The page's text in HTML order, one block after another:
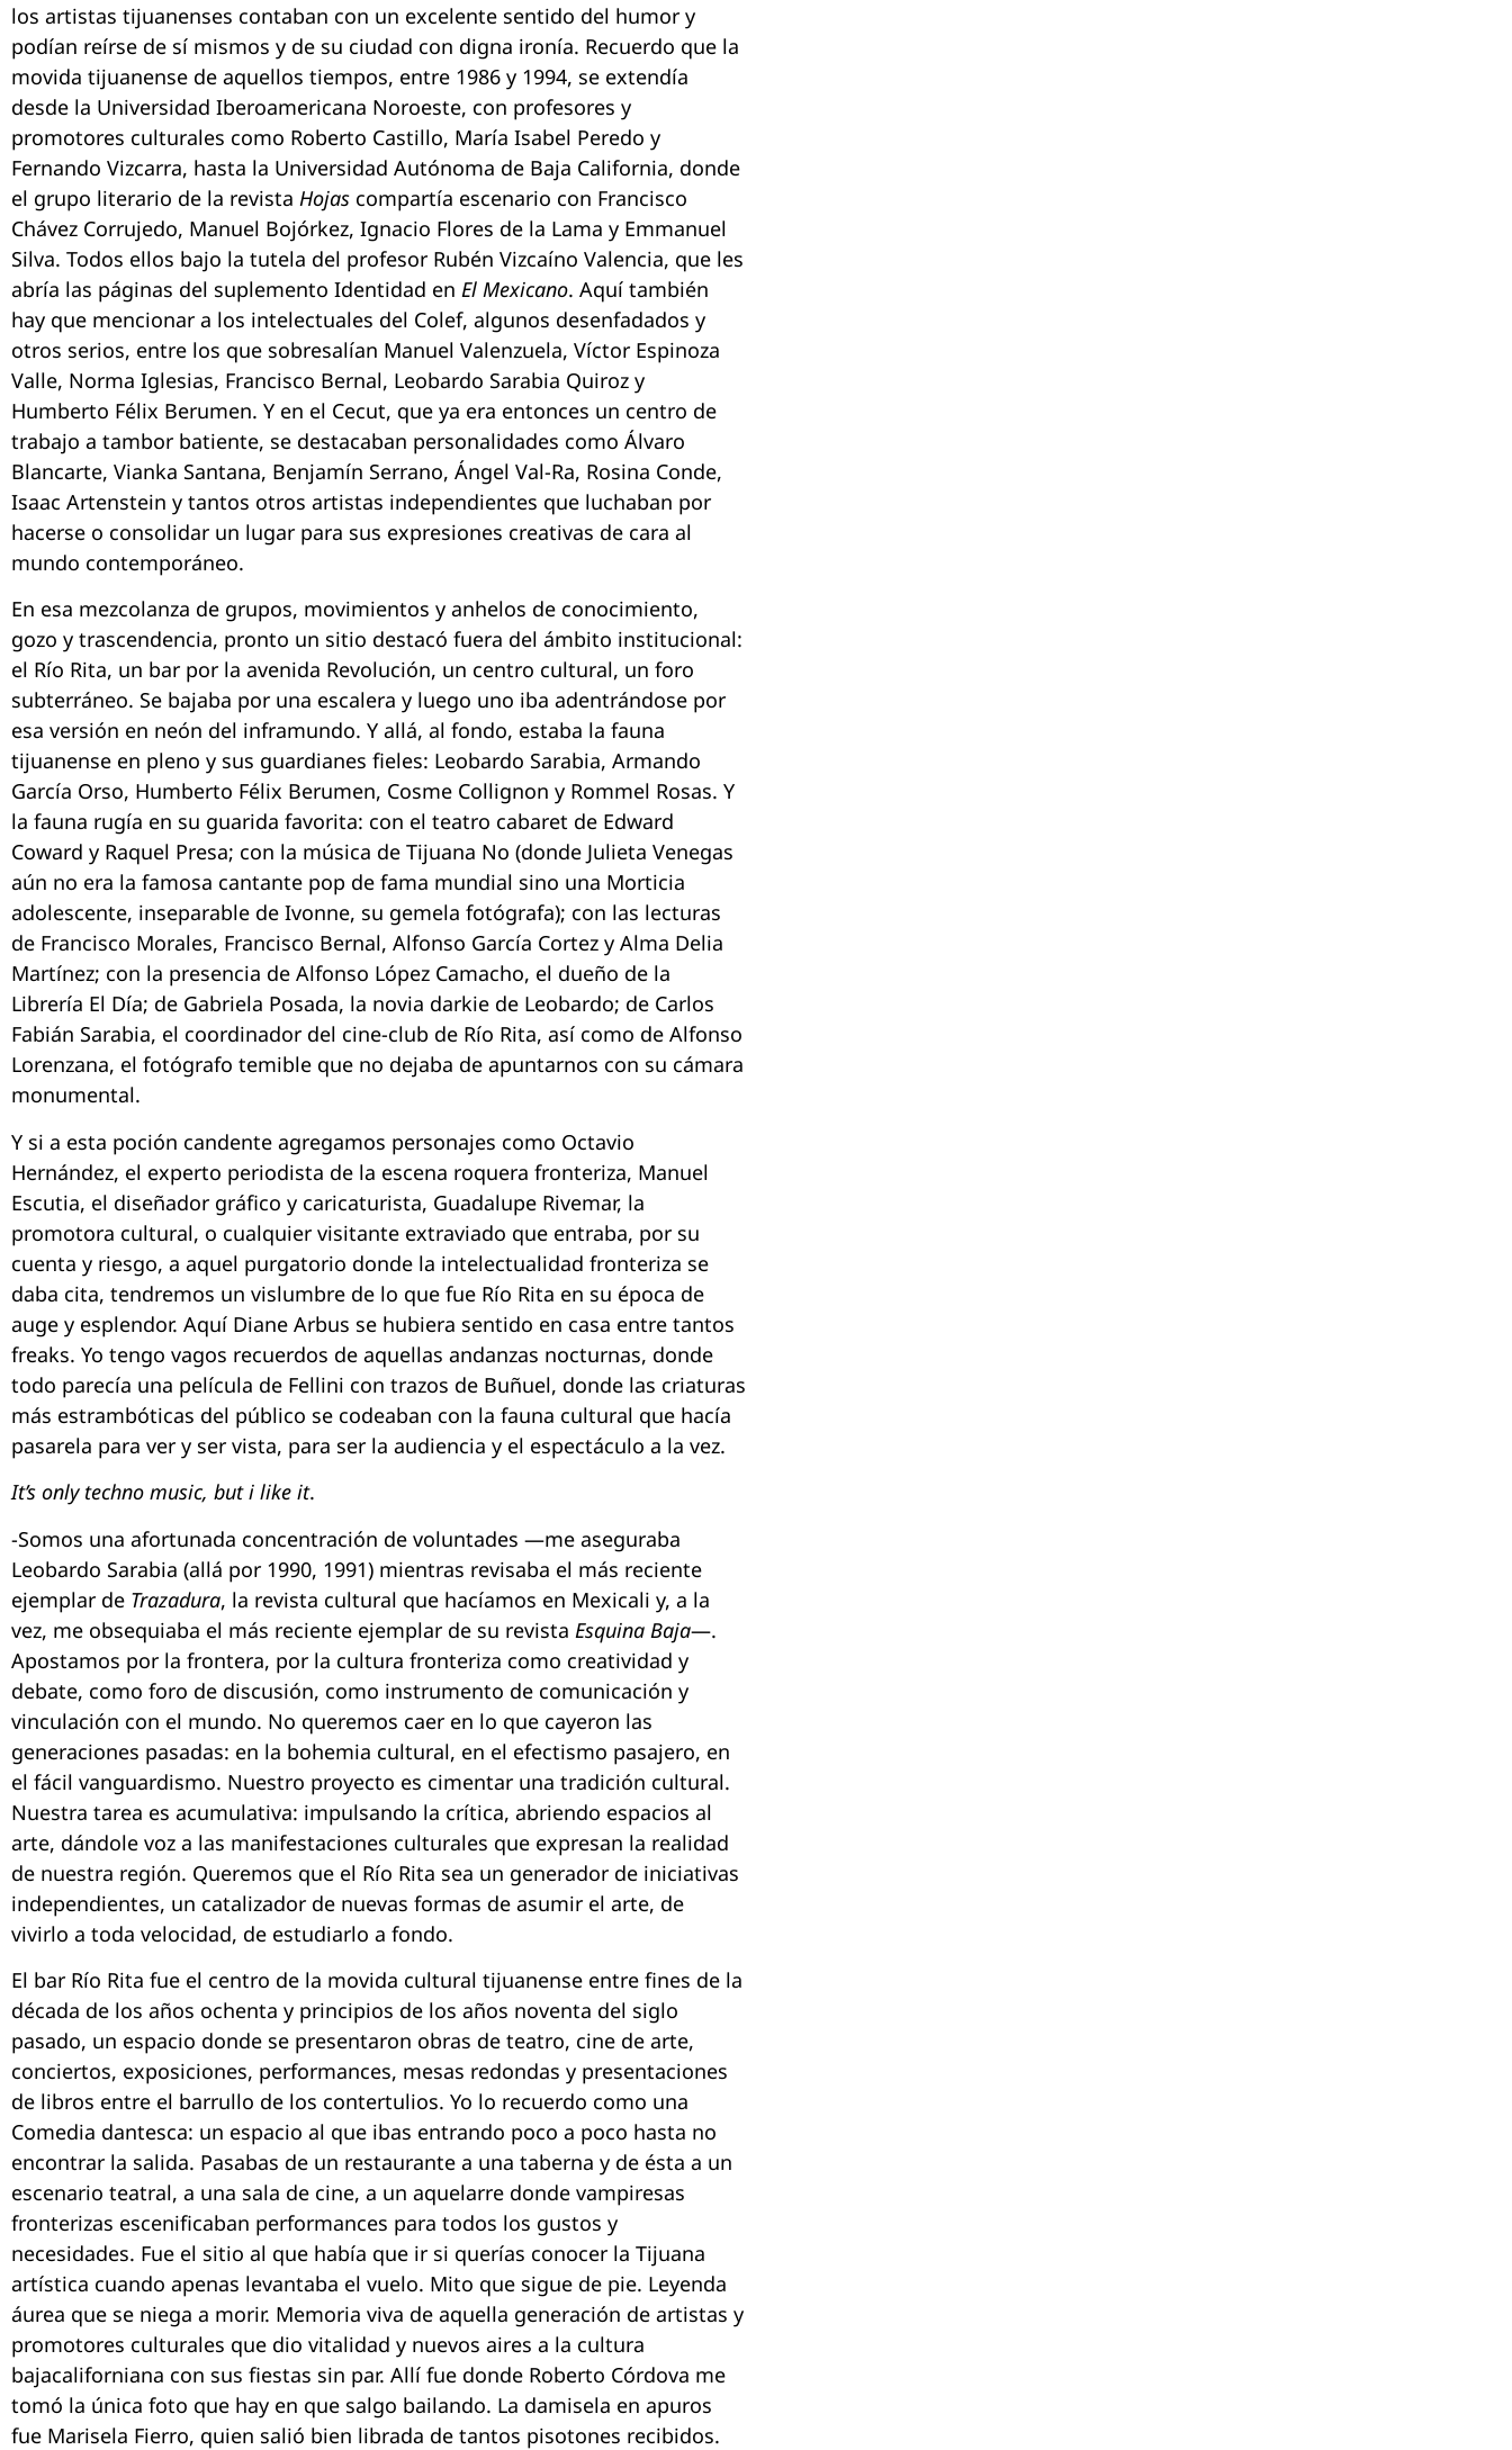
los artistas tijuanenses contaban con un excelente sentido del humor y
podían reírse de sí mismos y de su ciudad con digna ironía. Recuerdo que la
movida tijuanense de aquellos tiempos, entre 1986 y 1994, se extendía
desde la Universidad Iberoamericana Noroeste, con profesores y
promotores culturales como Roberto Castillo, María Isabel Peredo y
Fernando Vizcarra, hasta la Universidad Autónoma de Baja California, donde
el grupo literario de la revista Hojas compartía escenario con Francisco
Chávez Corrujedo, Manuel Bojórkez, Ignacio Flores de la Lama y Emmanuel
Silva. Todos ellos bajo la tutela del profesor Rubén Vizcaíno Valencia, que les
abría las páginas del suplemento Identidad en El Mexicano. Aquí también
hay que mencionar a los intelectuales del Colef, algunos desenfadados y
otros serios, entre los que sobresalían Manuel Valenzuela, Víctor Espinoza
Valle, Norma Iglesias, Francisco Bernal, Leobardo Sarabia Quiroz y
Humberto Félix Berumen. Y en el Cecut, que ya era entonces un centro de
trabajo a tambor batiente, se destacaban personalidades como Álvaro
Blancarte, Vianka Santana, Benjamín Serrano, Ángel Val-Ra, Rosina Conde,
Isaac Artenstein y tantos otros artistas independientes que luchaban por
hacerse o consolidar un lugar para sus expresiones creativas de cara al
mundo contemporáneo.
En esa mezcolanza de grupos, movimientos y anhelos de conocimiento,
gozo y trascendencia, pronto un sitio destacó fuera del ámbito institucional:
el Río Rita, un bar por la avenida Revolución, un centro cultural, un foro
subterráneo. Se bajaba por una escalera y luego uno iba adentrándose por
esa versión en neón del inframundo. Y allá, al fondo, estaba la fauna
tijuanense en pleno y sus guardianes fieles: Leobardo Sarabia, Armando
García Orso, Humberto Félix Berumen, Cosme Collignon y Rommel Rosas. Y
la fauna rugía en su guarida favorita: con el teatro cabaret de Edward
Coward y Raquel Presa; con la música de Tijuana No (donde Julieta Venegas
aún no era la famosa cantante pop de fama mundial sino una Morticia
adolescente, inseparable de Ivonne, su gemela fotógrafa); con las lecturas
de Francisco Morales, Francisco Bernal, Alfonso García Cortez y Alma Delia
Martínez; con la presencia de Alfonso López Camacho, el dueño de la
Librería El Día; de Gabriela Posada, la novia darkie de Leobardo; de Carlos
Fabián Sarabia, el coordinador del cine-club de Río Rita, así como de Alfonso
Lorenzana, el fotógrafo temible que no dejaba de apuntarnos con su cámara
monumental.
Y si a esta poción candente agregamos personajes como Octavio
Hernández, el experto periodista de la escena roquera fronteriza, Manuel
Escutia, el diseñador gráfico y caricaturista, Guadalupe Rivemar, la
promotora cultural, o cualquier visitante extraviado que entraba, por su
cuenta y riesgo, a aquel purgatorio donde la intelectualidad fronteriza se
daba cita, tendremos un vislumbre de lo que fue Río Rita en su época de
auge y esplendor. Aquí Diane Arbus se hubiera sentido en casa entre tantos
freaks. Yo tengo vagos recuerdos de aquellas andanzas nocturnas, donde
todo parecía una película de Fellini con trazos de Buñuel, donde las criaturas
más estrambóticas del público se codeaban con la fauna cultural que hacía
pasarela para ver y ser vista, para ser la audiencia y el espectáculo a la vez.
It’s only techno music, but i like it.
-Somos una afortunada concentración de voluntades —me aseguraba
Leobardo Sarabia (allá por 1990, 1991) mientras revisaba el más reciente
ejemplar de Trazadura, la revista cultural que hacíamos en Mexicali y, a la
vez, me obsequiaba el más reciente ejemplar de su revista Esquina Baja—.
Apostamos por la frontera, por la cultura fronteriza como creatividad y
debate, como foro de discusión, como instrumento de comunicación y
vinculación con el mundo. No queremos caer en lo que cayeron las
generaciones pasadas: en la bohemia cultural, en el efectismo pasajero, en
el fácil vanguardismo. Nuestro proyecto es cimentar una tradición cultural.
Nuestra tarea es acumulativa: impulsando la crítica, abriendo espacios al
arte, dándole voz a las manifestaciones culturales que expresan la realidad
de nuestra región. Queremos que el Río Rita sea un generador de iniciativas
independientes, un catalizador de nuevas formas de asumir el arte, de
vivirlo a toda velocidad, de estudiarlo a fondo.
El bar Río Rita fue el centro de la movida cultural tijuanense entre fines de la
década de los años ochenta y principios de los años noventa del siglo
pasado, un espacio donde se presentaron obras de teatro, cine de arte,
conciertos, exposiciones, performances, mesas redondas y presentaciones
de libros entre el barrullo de los contertulios. Yo lo recuerdo como una
Comedia dantesca: un espacio al que ibas entrando poco a poco hasta no
encontrar la salida. Pasabas de un restaurante a una taberna y de ésta a un
escenario teatral, a una sala de cine, a un aquelarre donde vampiresas
fronterizas escenificaban performances para todos los gustos y
necesidades. Fue el sitio al que había que ir si querías conocer la Tijuana
artística cuando apenas levantaba el vuelo. Mito que sigue de pie. Leyenda
áurea que se niega a morir. Memoria viva de aquella generación de artistas y
promotores culturales que dio vitalidad y nuevos aires a la cultura
bajacaliforniana con sus fiestas sin par. Allí fue donde Roberto Córdova me
tomó la única foto que hay en que salgo bailando. La damisela en apuros
fue Marisela Fierro, quien salió bien librada de tantos pisotones recibidos.